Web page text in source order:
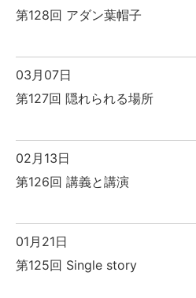
第128回 アダン葉帽子
03月07日
第127回 隠れられる場所
02月13日
第126回 講義と講演
01月21日
第125回 Single story